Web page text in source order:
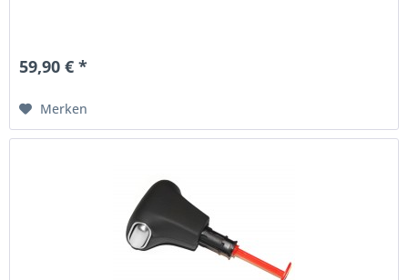
59,90 € *
Merken